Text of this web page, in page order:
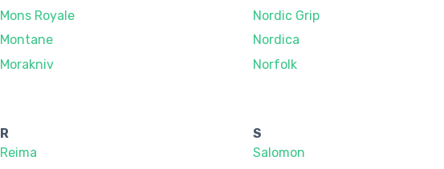
Mons Royale
Montane
Morakniv
Nordic Grip
Nordica
Norfolk
R
Reima
S
Salomon